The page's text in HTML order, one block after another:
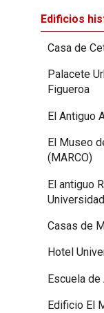
Edificios
Casa de
Palacete
Figueroa
El Antiguo
El Museo
(MARCO)
El antiguo
Casas de
Hotel
Escuela
Edificio El